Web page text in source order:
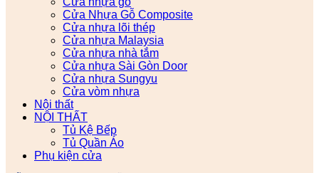
Cửa Nhựa Gỗ Composite
Cửa nhựa lõi thép
Cửa nhựa Malaysia
Cửa nhựa nhà tắm
Cửa nhựa Sài Gòn Door
Cửa nhựa Sungyu
Cửa vòm nhựa
Nội thất
NỘI THẤT
Tủ Kệ Bếp
Tủ Quần Áo
Phụ kiện cửa